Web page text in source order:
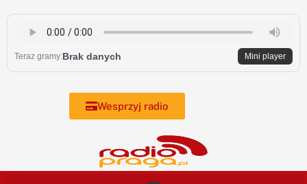
content
Teraz gramy:Brak danych Mini player
Wesprzyj radio